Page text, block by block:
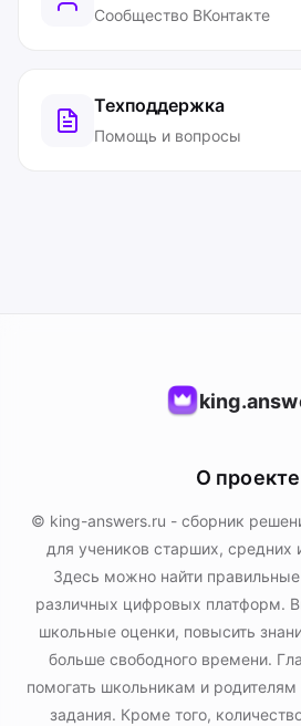
Сообщество ВКонтакте
Техподдержка
Помощь и вопросы
О проекте
© king-answers.ru - сборник
для учеников старших, средних
Здесь можно найти
различных цифровых платформ.
школьные оценки, повысить
больше свободного времени.
помогать школьникам и
задания. Кроме того,